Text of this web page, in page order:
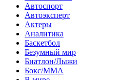
Автоспорт
Автоэксперт
Актеры
Аналитика
Баскетбол
Безумный мир
Биатлон/Лыжи
Бокс/MMA